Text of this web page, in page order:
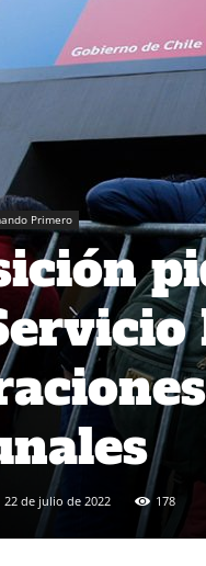
Primero
22 de julio de 2022 178